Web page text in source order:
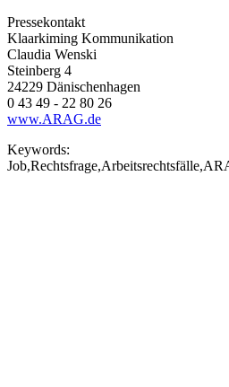
Pressekontakt
Klaarkiming Kommunikation
Claudia Wenski
Steinberg 4
24229 Dänischenhagen
0 43 49 - 22 80 26
www.ARAG.de
Keywords: